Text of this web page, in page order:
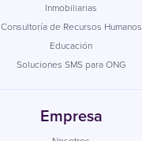
Inmobiliarias
Consultoría de Recursos Humanos
Educación
Soluciones SMS para ONG
Empresa